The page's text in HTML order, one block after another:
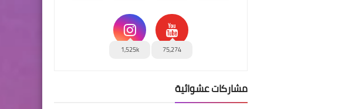
75,274
1,525k
مشاركات عشوائية